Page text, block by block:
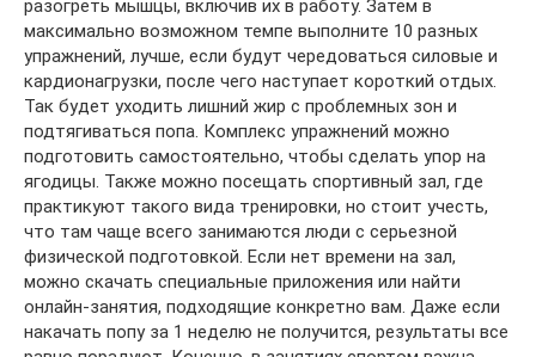
разогреть мышцы, включив их в работу. Затем в
максимально возможном темпе выполните 10 разных
упражнений, лучше, если будут чередоваться силовые и
кардионагрузки, после чего наступает короткий отдых.
Так будет уходить лишний жир с проблемных зон и
подтягиваться попа. Комплекс упражнений можно
подготовить самостоятельно, чтобы сделать упор на
ягодицы. Также можно посещать спортивный зал, где
практикуют такого вида тренировки, но стоит учесть,
что там чаще всего занимаются люди с серьезной
физической подготовкой. Если нет времени на зал,
можно скачать специальные приложения или найти
онлайн-занятия, подходящие конкретно вам. Даже если
накачать попу за 1 неделю не получится, результаты все